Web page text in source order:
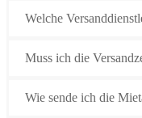
Welche
Muss ich die
Wie sende ich die